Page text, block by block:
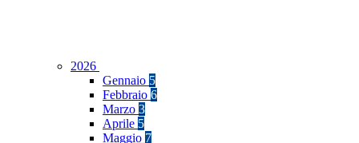
2026
Gennaio 5
Febbraio 6
Marzo 3
Aprile 5
Maggio 7